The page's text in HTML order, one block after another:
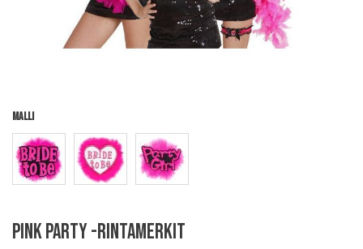
Malli
to
Pink Party -rintamerkit